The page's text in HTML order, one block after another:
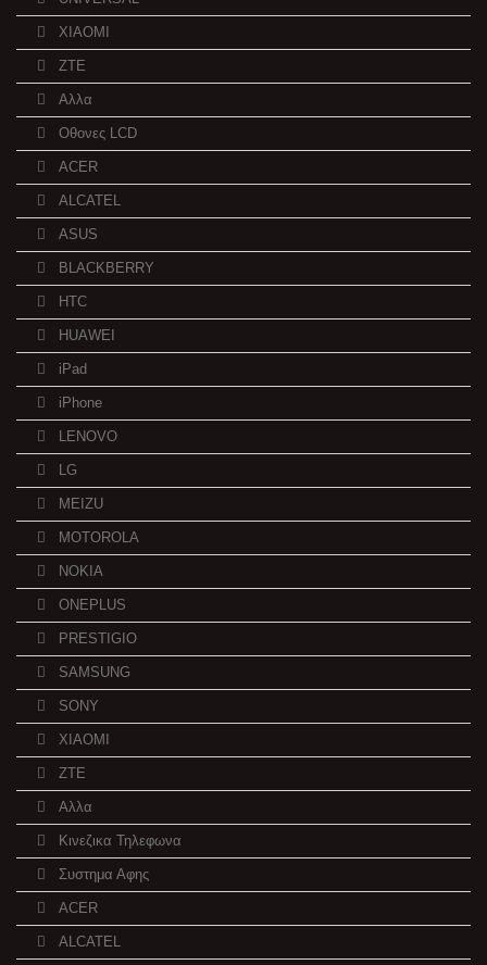
XIAOMI
ZTE
Αλλα
Οθονες LCD
ACER
ALCATEL
ASUS
BLACKBERRY
HTC
HUAWEI
iPad
iPhone
LENOVO
LG
MEIZU
MOTOROLA
NOKIA
ONEPLUS
PRESTIGIO
SAMSUNG
SONY
XIAOMI
ZTE
Αλλα
Κινεζικα Τηλεφωνα
Συστημα Αφης
ACER
ALCATEL